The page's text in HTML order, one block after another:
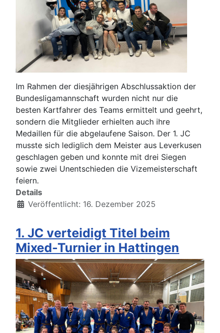
Im Rahmen der diesjährigen Abschlussaktion der
Bundesligamannschaft wurden nicht nur die
besten Kartfahrer des Teams ermittelt und geehrt,
sondern die Mitglieder erhielten auch ihre
Medaillen für die abgelaufene Saison. Der 1. JC
musste sich lediglich dem Meister aus Leverkusen
geschlagen geben und konnte mit drei Siegen
sowie zwei Unentschieden die Vizemeisterschaft
feiern.
Details
Veröffentlicht: 16. Dezember 2025
1. JC verteidigt Titel beim
Mixed-Turnier in Hattingen